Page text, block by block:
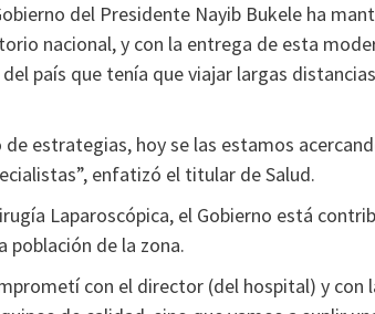
del Presidente Nayib Bukele ha
nacional, y con la entrega de esta
país que tenía que viajar largas
estrategias, hoy se las estamos
enfatizó el titular de Salud.
Laparoscópica, el Gobierno está
población de la zona.
con el director (del hospital) y con